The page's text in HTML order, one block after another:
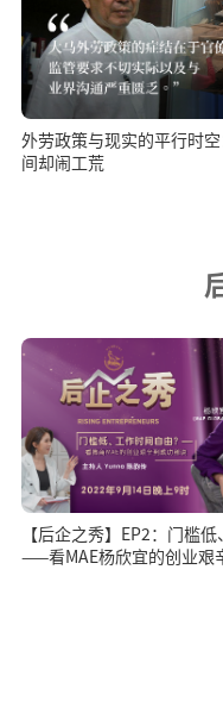
外劳政策与现实的平行时
间却闹工荒
【后企之秀】EP2：门槛
——看MAE杨欣宜的创业艰